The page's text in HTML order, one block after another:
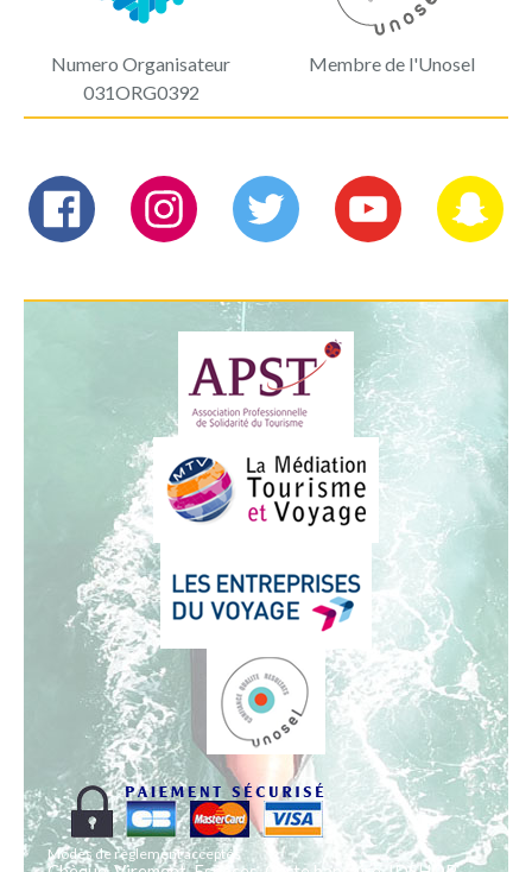
Numero Organisateur
031ORG0392
Membre de l'Unosel
Modes de règlement acceptés